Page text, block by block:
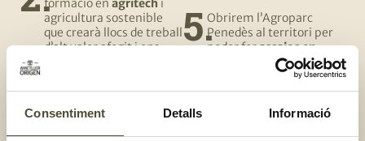
Consentiment Detalls Informació
formació en agritech i
agricultura sostenible
que crearà llocs de treball
d’alt valor afegit i ens
explotacions agrícoles.
Impulsarem el futur Food
Valley català, amb la
Obrirem l’Agroparc
Penedès al territori per
poder ferassajos en
agricultura tecnificada
amb diferents tipus de
cultiu.
Convertirem l’Agroparc
Penedès en elpunt de